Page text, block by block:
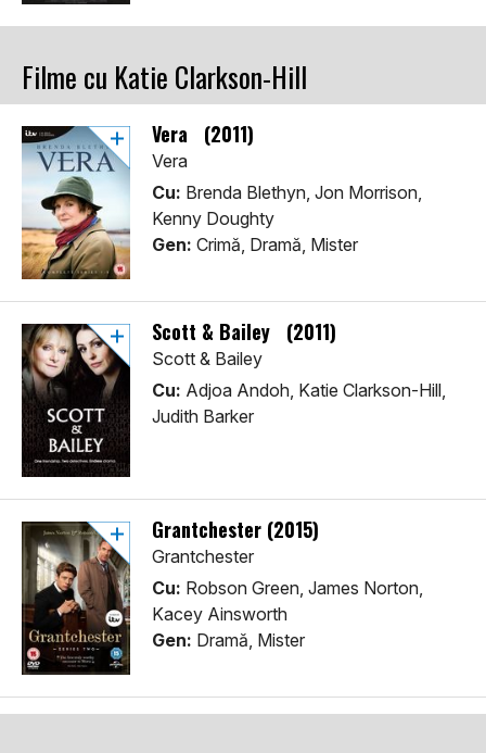
Filme cu Katie Clarkson-Hill
Vera (2011)
Vera
Cu: Brenda Blethyn, Jon Morrison,
Kenny Doughty
Gen: Crimă, Dramă, Mister
Scott & Bailey (2011)
Scott & Bailey
Cu: Adjoa Andoh, Katie Clarkson-Hill,
Judith Barker
Grantchester (2015)
Grantchester
Cu: Robson Green, James Norton,
Kacey Ainsworth
Gen: Dramă, Mister